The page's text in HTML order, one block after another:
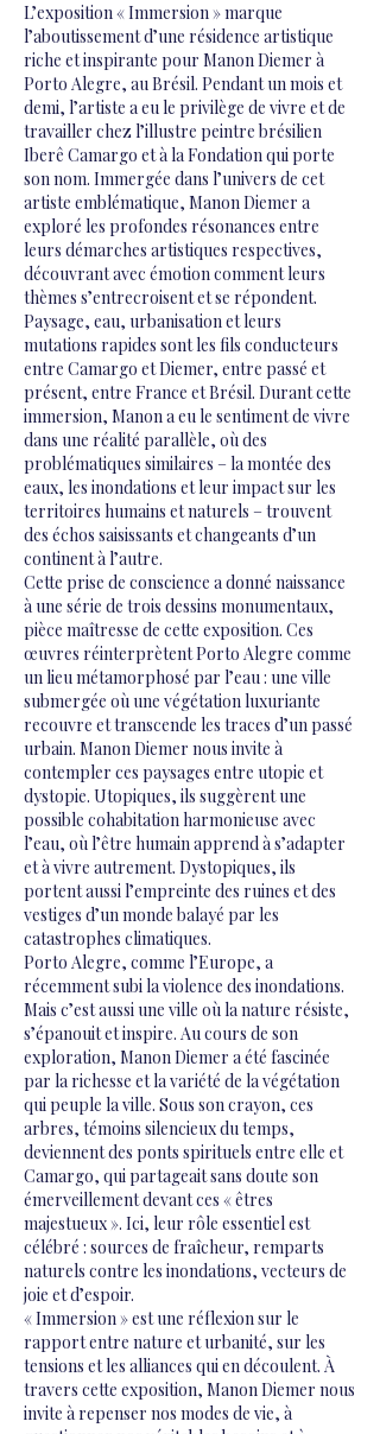
L’exposition « Immersion » marque
l’aboutissement d’une résidence artistique
riche et inspirante pour Manon Diemer à
Porto Alegre, au Brésil. Pendant un mois et
demi, l’artiste a eu le privilège de vivre et de
travailler chez l’illustre peintre brésilien
Iberê Camargo et à la Fondation qui porte
son nom. Immergée dans l’univers de cet
artiste emblématique, Manon Diemer a
exploré les profondes résonances entre
leurs démarches artistiques respectives,
découvrant avec émotion comment leurs
thèmes s’entrecroisent et se répondent.
Paysage, eau, urbanisation et leurs
mutations rapides sont les fils conducteurs
entre Camargo et Diemer, entre passé et
présent, entre France et Brésil. Durant cette
immersion, Manon a eu le sentiment de vivre
dans une réalité parallèle, où des
problématiques similaires – la montée des
eaux, les inondations et leur impact sur les
territoires humains et naturels – trouvent
des échos saisissants et changeants d’un
continent à l’autre.
Cette prise de conscience a donné naissance
à une série de trois dessins monumentaux,
pièce maîtresse de cette exposition. Ces
œuvres réinterprètent Porto Alegre comme
un lieu métamorphosé par l’eau : une ville
submergée où une végétation luxuriante
recouvre et transcende les traces d’un passé
urbain. Manon Diemer nous invite à
contempler ces paysages entre utopie et
dystopie. Utopiques, ils suggèrent une
possible cohabitation harmonieuse avec
l’eau, où l’être humain apprend à s’adapter
et à vivre autrement. Dystopiques, ils
portent aussi l’empreinte des ruines et des
vestiges d’un monde balayé par les
catastrophes climatiques.
Porto Alegre, comme l’Europe, a
récemment subi la violence des inondations.
Mais c’est aussi une ville où la nature résiste,
s’épanouit et inspire. Au cours de son
exploration, Manon Diemer a été fascinée
par la richesse et la variété de la végétation
qui peuple la ville. Sous son crayon, ces
arbres, témoins silencieux du temps,
deviennent des ponts spirituels entre elle et
Camargo, qui partageait sans doute son
émerveillement devant ces « êtres
majestueux ». Ici, leur rôle essentiel est
célébré : sources de fraîcheur, remparts
naturels contre les inondations, vecteurs de
joie et d’espoir.
« Immersion » est une réflexion sur le
rapport entre nature et urbanité, sur les
tensions et les alliances qui en découlent. À
travers cette exposition, Manon Diemer nous
invite à repenser nos modes de vie, à